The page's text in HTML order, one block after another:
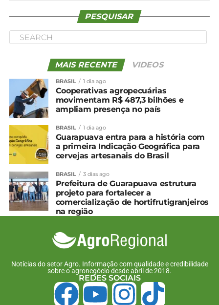
PESQUISAR
MAIS RECENTE VIDEOS
BRASIL 1 dia ago
Cooperativas agropecuárias
movimentam R$ 487,3 bilhões e
ampliam presença no país
BRASIL 1 dia ago
Guarapuava entra para a história com
a primeira Indicação Geográfica para
cervejas artesanais do Brasil
BRASIL 3 dias ago
Prefeitura de Guarapuava estrutura
projeto para fortalecer a
comercialização de hortifrutigranjeiros
na região
Notícias do setor Agro. Informação com qualidade e credibilidade
sobre o agronegócio desde abril de 2018.
REDES SOCIAIS